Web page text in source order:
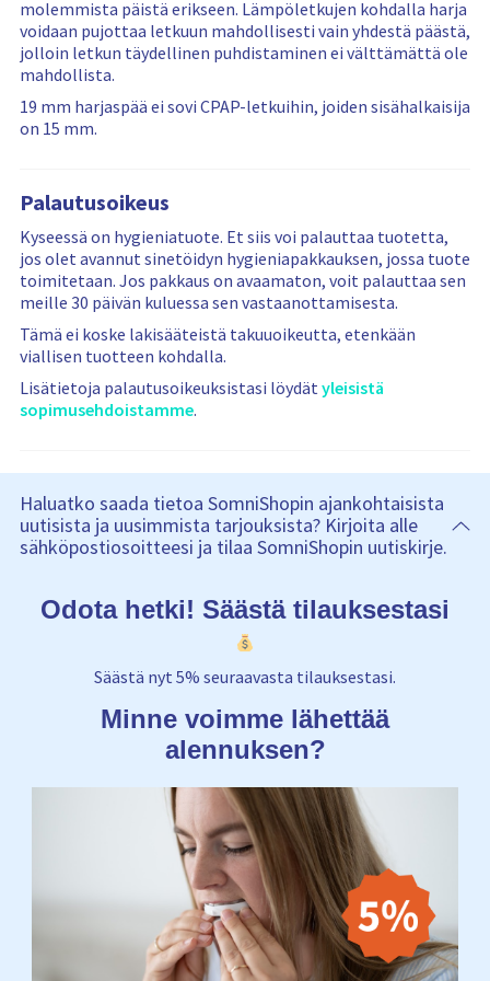
w
s
…
e
d
i
s
r
e
s
e
molemmista päistä erikseen. Lämpöletkujen kohdalla harja
voidaan pujottaa letkuun mahdollisesti vain yhdestä päästä,
jolloin letkun täydellinen puhdistaminen ei välttämättä ole
mahdollista.
19 mm harjaspää ei sovi CPAP-letkuihin, joiden sisähalkaisija
on 15 mm.
Palautusoikeus
Kyseessä on hygieniatuote. Et siis voi palauttaa tuotetta,
jos olet avannut sinetöidyn hygieniapakkauksen, jossa tuote
toimitetaan. Jos pakkaus on avaamaton, voit palauttaa sen
meille 30 päivän kuluessa sen vastaanottamisesta.
Tämä ei koske lakisääteistä takuuoikeutta, etenkään
viallisen tuotteen kohdalla.
Lisätietoja palautusoikeuksistasi löydät yleisistä
sopimusehdoistamme.
Haluatko saada tietoa SomniShopin ajankohtaisista
uutisista ja uusimmista tarjouksista? Kirjoita alle
sähköpostiosoitteesi ja tilaa SomniShopin uutiskirje.
Odota hetki! Säästä tilauksestasi
Säästä nyt 5% seuraavasta tilauksestasi.
Minne voimme lähettää
alennuksen?